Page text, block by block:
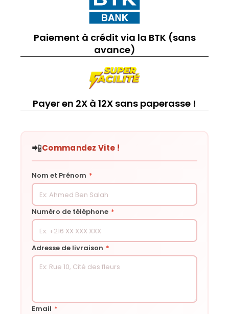
Paiement à crédit via la BTK (sans
avance)
Payer en 2X à 12X sans paperasse !
📲Commandez Vite !
Nom et Prénom *
Numéro de téléphone *
Adresse de livraison *
Email *